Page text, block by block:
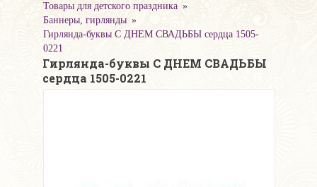
Товары для детского праздника
Баннеры, гирлянды
Гирлянда-буквы С ДНЕМ СВАДЬБЫ сердца 1505-
0221
Гирлянда-буквы С ДНЕМ СВАДЬБЫ
сердца 1505-0221